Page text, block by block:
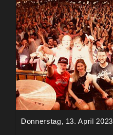
Donnerstag, 13. April 2023